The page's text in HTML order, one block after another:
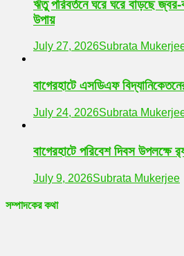
ঋতু পরিবর্তনে ঘরে ঘরে বাড়ছে
উপায়
July 27, 2026Subrata
বাগেরহাটে এসডিএফ
July 24, 2026Subrata
বাগেরহাটে পরিবেশ দিবস উপলক্ষে
July 9, 2026Subrata Mukerjee
সম্পাদকের কথা